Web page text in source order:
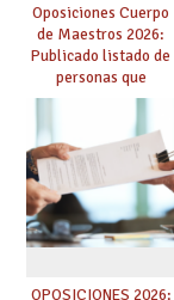
Oposiciones Cuerpo
de Maestros 2026:
Publicado listado de
personas que
adquieren nueva
especialidad
OPOSICIONES 2026: